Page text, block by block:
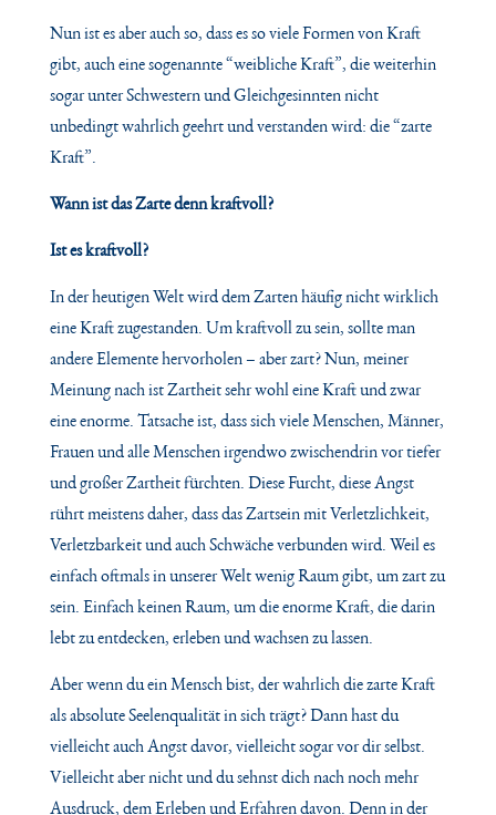
Nun ist es aber auch so, dass es so viele Formen von Kraft
gibt, auch eine sogenannte “weiblicheKraft”, die weiterhin
sogar unter Schwestern und Gleichgesinnten nicht
unbedingt wahrlich geehrtund verstanden wird: die “zarte
Kraft”.
Wann ist das Zarte denn kraftvoll?
Ist es kraftvoll?
In der heutigen Welt wird dem Zarten häufig nicht wirklich
eine Kraft zugestanden. Um kraftvoll zu sein, sollte man
andere Elemente hervorholen – aber zart? Nun, meiner
Meinung nach ist Zartheit sehr wohl eine Kraft und zwar
eine enorme. Tatsache ist, dass sich viele Menschen, Männer,
Frauen und alle Menschen irgendwo zwischendrin vor tiefer
und großer Zartheit fürchten. Diese Furcht, diese Angst
rührt meistens daher, dass das Zartsein mit Verletzlichkeit,
Verletzbarkeit und auch Schwäche verbunden wird. Weil es
einfach oftmals in unserer Welt wenig Raum gibt, um zart zu
sein. Einfach keinen Raum, um die enorme Kraft, die darin
lebt zu entdecken, erleben und wachsen zu lassen.
Aber wenn du ein Mensch bist, der wahrlich die zarte Kraft
als absolute Seelenqualität in sich trägt? Dann hast du
vielleicht auch Angst davor, vielleicht sogar vor dir selbst.
Vielleicht aber nicht und du sehnst dich nach noch mehr
Ausdruck, dem Erleben und Erfahren davon. Denn in der